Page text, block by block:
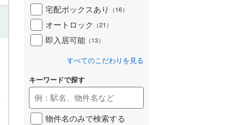
宅配ボックスあり （16）
オートロック （21 ）
即入居可能 （13）
すべてのこだわりを見る
キーワードで探す
物件名のみで検索する